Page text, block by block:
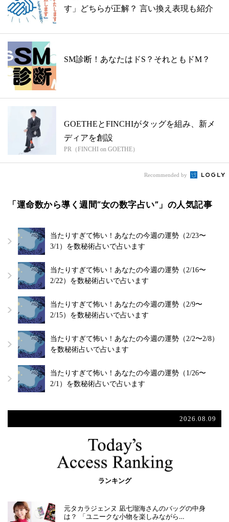
す」どちらが正解？ 言い換え表現も紹介
SM診断！あなたはドS？それともドM？
GOETHEとFINCHIがタッグを組み、新メ
ディアを創設
PR（FINCHI on GOETHE）
Recommended by
「運命数から導く週間“女の数字占い”」の人気記事
当たりすぎて怖い！あなたの今週の運勢（2/23〜
3/1）を数秘術占いで占います
当たりすぎて怖い！あなたの今週の運勢（2/16〜
2/22）を数秘術占いで占います
当たりすぎて怖い！あなたの今週の運勢（2/9〜
2/15）を数秘術占いで占います
当たりすぎて怖い！あなたの今週の運勢（2/2〜2/8）
を数秘術占いで占います
当たりすぎて怖い！あなたの今週の運勢（1/26〜
2/1）を数秘術占いで占います
2026.08.09
ランキング
元タカラジェンヌ 凪七瑠海さんのバッグの中身
は？ 「ユニークな小物を楽しみながら…